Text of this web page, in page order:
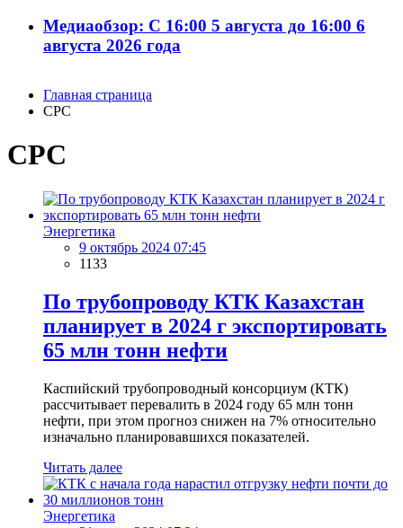
Медиаобзор: С 16:00 5 августа до 16:00 6
августа 2026 года
Главная страница
CPC
CPC
Энергетика
9 октябрь 2024 07:45
1133
По трубопроводу КТК Казахстан
планирует в 2024 г экспортировать
65 млн тонн нефти
Каспийский трубопроводный консорциум (КТК)
рассчитывает перевалить в 2024 году 65 млн тонн
нефти, при этом прогноз снижен на 7% относительно
изначально планировавшихся показателей.
Читать далее
Энергетика